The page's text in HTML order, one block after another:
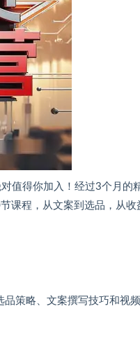
值得你加入！经过3个月的
课程，从文案到选品，从
策略、文案撰写技巧和视